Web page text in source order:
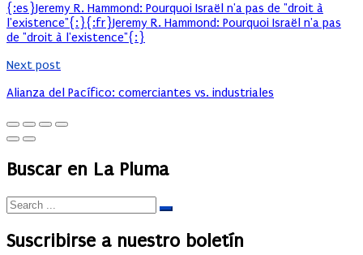
{:es}Jeremy R. Hammond: Pourquoi Israël n'a pas de "droit à
l'existence"{:}{:fr}Jeremy R. Hammond: Pourquoi Israël n'a pas
de "droit à l'existence"{:}
Next post
Alianza del Pacífico: comerciantes vs. industriales
Buscar en La Pluma
Suscribirse a nuestro boletín